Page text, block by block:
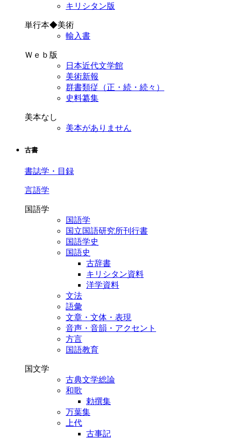
キリシタン版
単行本◆美術
輸入書
Ｗｅｂ版
日本近代文学館
美術新報
群書類従（正・続・続々）
史料纂集
美本なし
美本がありません
古書
書誌学・目録
言語学
国語学
国語学
国立国語研究所刊行書
国語学史
国語史
古辞書
キリシタン資料
洋学資料
文法
語彙
文章・文体・表現
音声・音韻・アクセント
方言
国語教育
国文学
古典文学総論
和歌
勅撰集
万葉集
上代
古事記